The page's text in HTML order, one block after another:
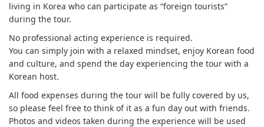
living in Korea who can participate as “foreign tourists”
during the tour.
No professional acting experience is required.
You can simply join with a relaxed mindset, enjoy Korean food
and culture, and spend the day experiencing the tour with a
Korean host.
All food expenses during the tour will be fully covered by us,
so please feel free to think of it as a fun day out with friends.
Photos and videos taken during the experience will be used